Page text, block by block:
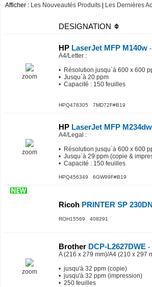
Afficher : Les Nouveautés Produits Les Dernières
DESIGNATION
zoom
HP LaserJet MFP M140w -
A4/Letter :
• Résolution jusqu`à 600 x 600
• Jusqu`à 20 ppm
• Capacité : 150 feuilles
HPQ478305 7MD72F#B19
zoom
HP LaserJet MFP M234dw
A4/Legal :
• Résolution jusqu`à 600 x 600
• Jusqu`à 29 ppm (copie &
• Capacité : 150 feuilles
HPQ456349 6GW99F#B19
Ricoh PRINTER SP
ROH15569 408291
zoom
Brother DCP-L2627DWE -
A (216 x 279 mm)/A4 (210 x 297
• jusqu'à 32 ppm (copie)
• jusqu'à 32 ppm (impression)
• 250 feuilles